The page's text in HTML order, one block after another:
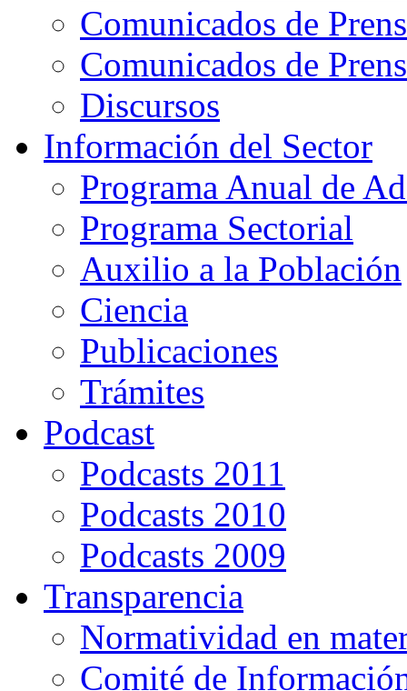
Comunicados de
Comunicados de
Discursos
Información del Sector
Programa Anual de
Programa Sectorial
Auxilio a la Población
Ciencia
Publicaciones
Trámites
Podcast
Podcasts 2011
Podcasts 2010
Podcasts 2009
Transparencia
Normatividad en
Comité de